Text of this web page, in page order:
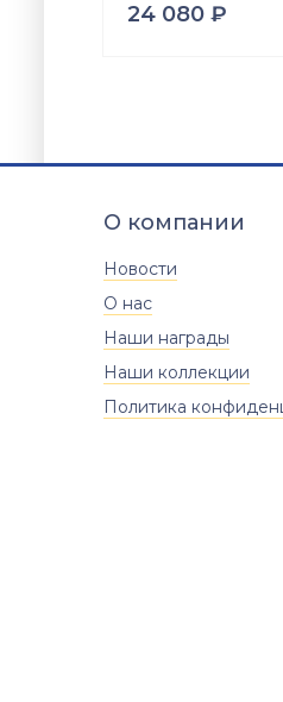
24 080 ₽
Вставки
Размер
21
О компании
Новости
О нас
Наши награды
Наши коллекции
Политика